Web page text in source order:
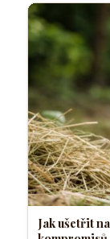
Jak ušetřit